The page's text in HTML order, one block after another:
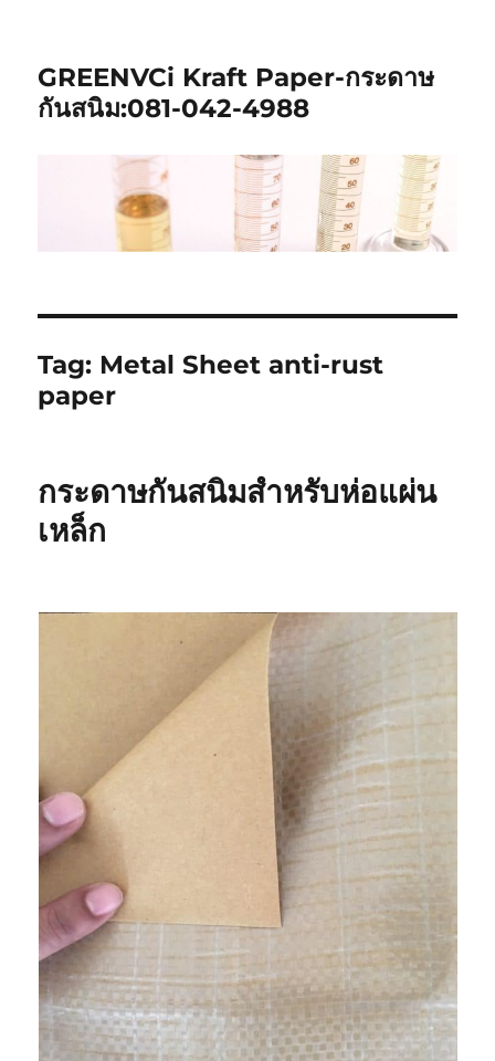
GREENVCi Kraft Paper-กระดาษ
กันสนิม:081-042-4988
Tag: Metal Sheet anti-rust
paper
กระดาษกันสนิมสำหรับห่อแผ่น
เหล็ก